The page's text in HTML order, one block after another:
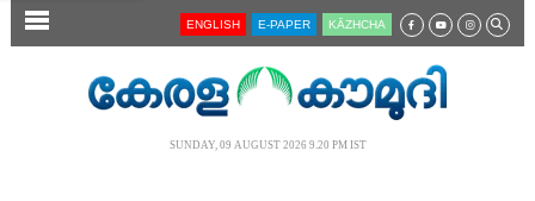
SECTIONS ENGLISH E-PAPER KĀZHCHA
SUNDAY, 09 AUGUST 2026 9.20 PM IST